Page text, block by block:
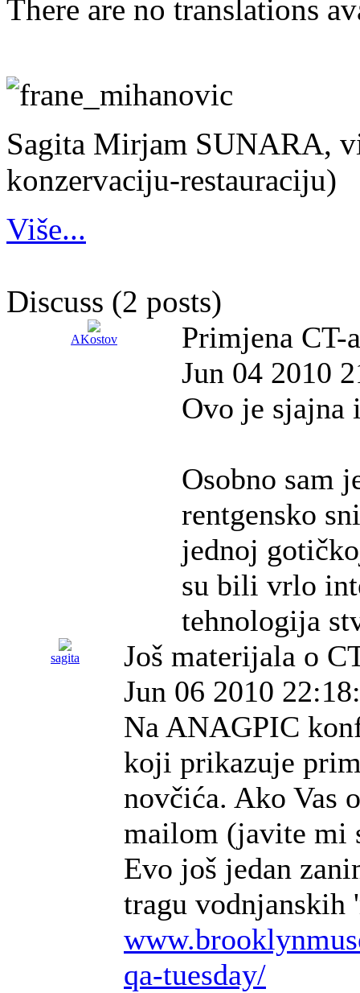
There are no translations
Sagita Mirjam SUNARA,
konzervaciju-restauraciju)
Više...
Discuss (2 posts)
AKostov
Primjena CT-a
Jun 04 2010
Ovo je
Osobno sam
rentgensko
jednoj
su bili vrlo
tehnologija
sagita
Još materijala o
Jun 06 2010
Na ANAGPIC
koji prikazuje
novčića. Ako Vas
mailom (javite mi
Evo još jedan
tragu vodnjanskih
qa-tuesday/